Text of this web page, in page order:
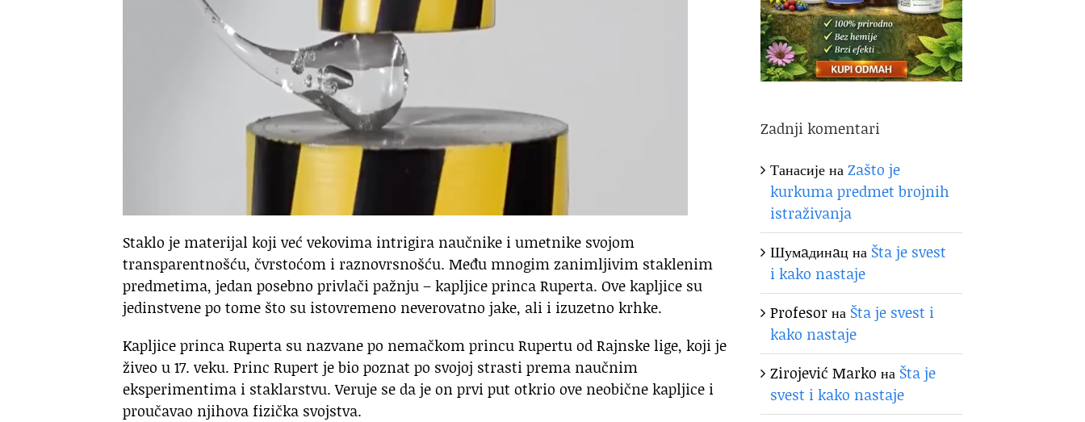
Staklo je materijal koji već vekovima intrigira naučnike i umetnike svojom
transparentnošću, čvrstoćom i raznovrsnošću. Među mnogim zanimljivim staklenim
predmetima, jedan posebno privlači pažnju – kapljice princa Ruperta. Ove kapljice su
jedinstvene po tome što su istovremeno neverovatno jake, ali i izuzetno krhke.
Kapljice princa Ruperta su nazvane po nemačkom princu Rupertu od Rajnske lige, koji je
živeo u 17. veku. Princ Rupert je bio poznat po svojoj strasti prema naučnim
eksperimentima i staklarstvu. Veruje se da je on prvi put otkrio ove neobične kapljice i
proučavao njihova fizička svojstva.
Zadnji komentari
ТанасијенаZašto je
kurkuma predmet brojnih
istraživanja
Шумaдинaцна Šta je svest
i kako nastaje
Profesorна Šta je svest i
kako nastaje
Zirojević Marko на Šta je
svest i kako nastaje